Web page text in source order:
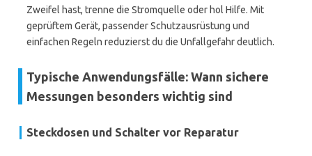
Zweifel hast, trenne die Stromquelle oder hol Hilfe. Mit
geprüftem Gerät, passender Schutzausrüstung und
einfachen Regeln reduzierst du die Unfallgefahr deutlich.
Typische Anwendungsfälle: Wann sichere
Messungen besonders wichtig sind
Steckdosen und Schalter vor Reparatur